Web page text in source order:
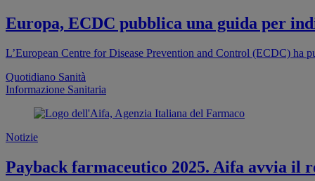
Europa, ECDC pubblica una guida per
L’European Centre for Disease Prevention and Control (ECDC)
Quotidiano Sanità
Informazione Sanitaria
Notizie
Payback farmaceutico 2025. Aifa avvia